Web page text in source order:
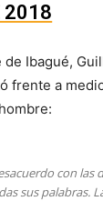
2018
Ibagué,
frente a
con las
sus palabras.